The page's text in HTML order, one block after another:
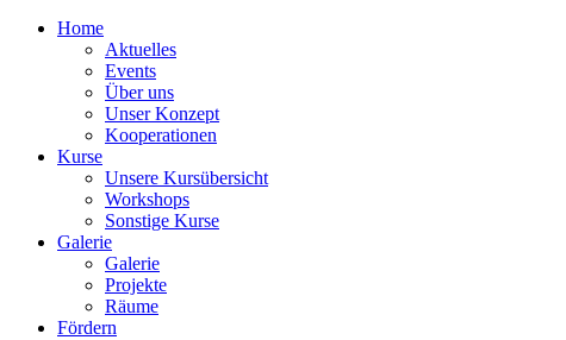
Home
Aktuelles
Events
Über uns
Unser Konzept
Kooperationen
Kurse
Unsere Kursübersicht
Workshops
Sonstige Kurse
Galerie
Galerie
Projekte
Räume
Fördern